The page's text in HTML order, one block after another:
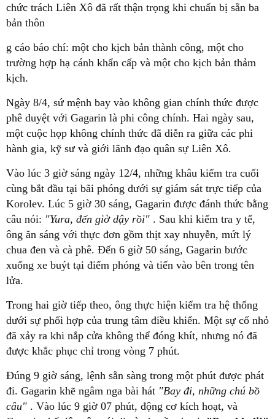
chức trách Liên Xô đã rất thận trọng khi chuẩn bị sẵn ba
bản thôn
g cáo báo chí: một cho kịch bản thành công, một cho
trường hợp hạ cánh khẩn cấp và một cho kịch bản thảm
kịch.
Ngày 8/4, sứ mệnh bay vào không gian chính thức được
phê duyệt với Gagarin là phi công chính. Hai ngày sau,
một cuộc họp không chính thức đã diễn ra giữa các phi
hành gia, kỹ sư và giới lãnh đạo quân sự Liên Xô.
Vào lúc 3 giờ sáng ngày 12/4, những khâu kiểm tra cuối
cùng bắt đầu tại bãi phóng dưới sự giám sát trực tiếp của
Korolev. Lúc 5 giờ 30 sáng, Gagarin được đánh thức bằng
câu nói: "Yura, đến giờ dậy rồi" . Sau khi kiểm tra y tế,
ông ăn sáng với thực đơn gồm thịt xay nhuyễn, mứt lý
chua đen và cà phê. Đến 6 giờ 50 sáng, Gagarin bước
xuống xe buýt tại điểm phóng và tiến vào bên trong tên
lửa.
Trong hai giờ tiếp theo, ông thực hiện kiểm tra hệ thống
dưới sự phối hợp của trung tâm điều khiển. Một sự cố nhỏ
đã xảy ra khi nắp cửa không thể đóng khít, nhưng nó đã
được khắc phục chỉ trong vòng 7 phút.
Đúng 9 giờ sáng, lệnh sẵn sàng trong một phút được phát
đi. Gagarin khẽ ngâm nga bài hát "Bay đi, những chú bồ
câu" . Vào lúc 9 giờ 07 phút, động cơ kích hoạt, và